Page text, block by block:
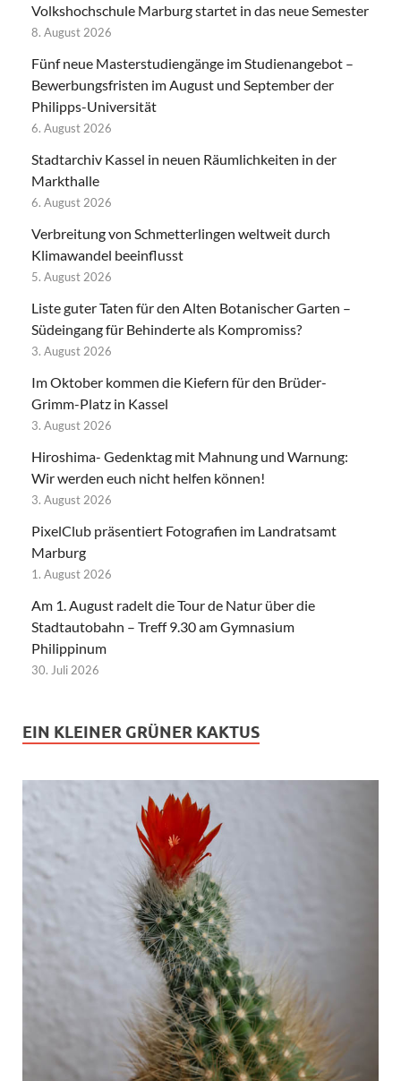
Volkshochschule Marburg startet in das neue Semester
8. August 2026
Fünf neue Masterstudiengänge im Studienangebot –
Bewerbungsfristen im August und September der
Philipps-Universität
6. August 2026
Stadtarchiv Kassel in neuen Räumlichkeiten in der
Markthalle
6. August 2026
Verbreitung von Schmetterlingen weltweit durch
Klimawandel beeinflusst
5. August 2026
Liste guter Taten für den Alten Botanischer Garten –
Südeingang für Behinderte als Kompromiss?
3. August 2026
Im Oktober kommen die Kiefern für den Brüder-
Grimm-Platz in Kassel
3. August 2026
Hiroshima- Gedenktag mit Mahnung und Warnung:
Wir werden euch nicht helfen können!
3. August 2026
PixelClub präsentiert Fotografien im Landratsamt
Marburg
1. August 2026
Am 1. August radelt die Tour de Natur über die
Stadtautobahn – Treff 9.30 am Gymnasium
Philippinum
30. Juli 2026
EIN KLEINER GRÜNER KAKTUS